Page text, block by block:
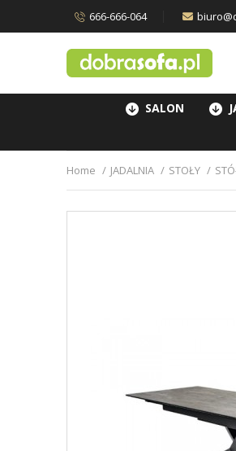
666-666-064
SALON
Home JADALNIA STOŁY